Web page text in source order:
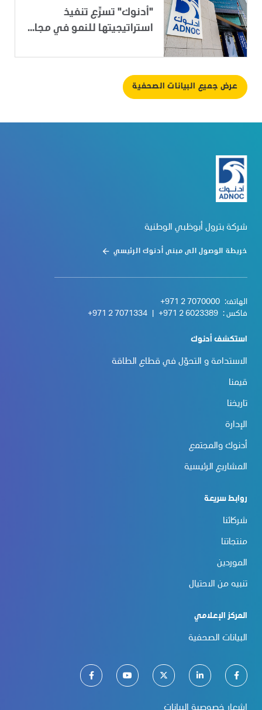
"أدنوك" تسرِّع تنفيذ
استراتيجيتها للنمو في مجا...
عرض جميع البيانات الصحفية
شركة بترول أبوظبي الوطنية
خريطة الوصول الى مبنى أدنوك الرئيسي
الهاتف: +971 2 7070000
فاكس : +971 2 6023389
+971 2 7071334
استكشف أدنوك
الاستدامة و التحوّل في قطاع الطاقة
قيمنا
تاريخنا
الإدارة
أدنوك والمجتمع
المشاريع الرئيسية
روابط سريعة
شركائنا
منتجاتنا
الموردين
تنبيه من الاحتيال
المركز الإعلامي
البيانات الصحفية